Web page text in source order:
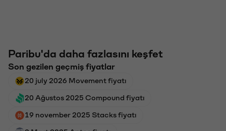
Paribu'da daha fazlasını keşfet
Son gezilen geçmiş fiyatlar
20 july 2026 Movement fiyatı
20 Ağustos 2025 Compound fiyatı
19 november 2025 Stacks fiyatı